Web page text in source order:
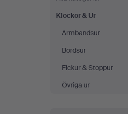
Ur
på
Rumsey’s
Auctioneers
Klockor & Ur
Armbandsur
Bordsur
Fickur & Stoppur
Övriga ur